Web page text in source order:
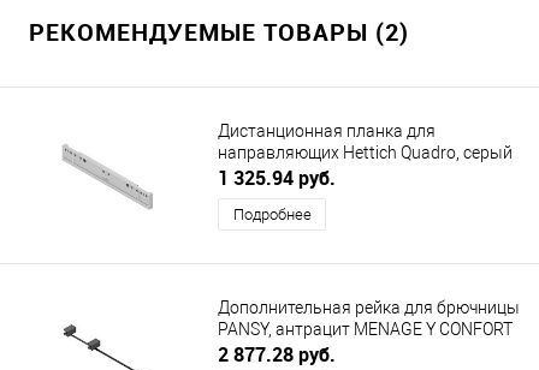
РЕКОМЕНДУЕМЫЕ ТОВАРЫ (2)
Дистанционная планка для
направляющих Hettich Quadro, серый
MENAGE Y CONFORT (МЕНАЖ
КОНФОРТ)
1 325.94 руб.
Подробнее
Дополнительная рейка для брючницы
PANSY, антрацит MENAGE Y CONFORT
(МЕНАЖ КОНФОРТ)
2 877.28 руб.